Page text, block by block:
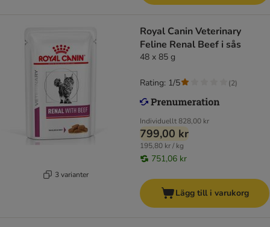
3 varianter
Royal Canin Veterinary
Feline Renal Beef i sås
48 x 85 g
Individuellt828,00 kr
799,00 kr
195,80 kr / kg
751,06 kr
Rating: 1/5 (2)
Lägg till i varukorg